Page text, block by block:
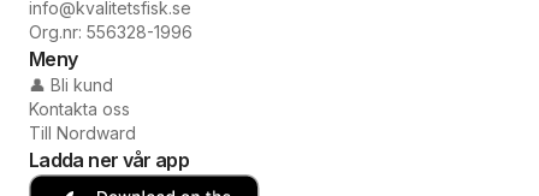
info@kvalitetsfisk.se
Org.nr: 556328-1996
Meny
👤 Bli kund
Kontakta oss
Till Nordward
Ladda ner vår app